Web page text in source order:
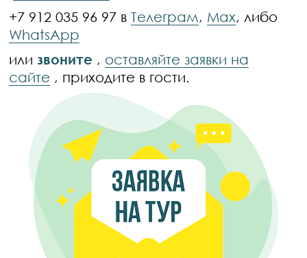
+7 912 035 96 97 вТелеграм, Max, либо
WhatsApp
илизвоните , оставляйте заявки на
сайте , приходите в гости.